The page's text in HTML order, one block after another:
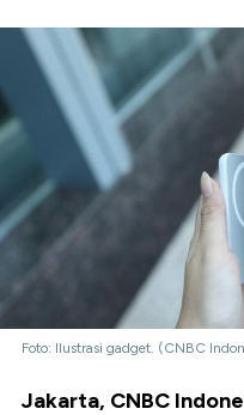
Foto: Ilustrasi gadget. (CNBC
Jakarta, CNBC